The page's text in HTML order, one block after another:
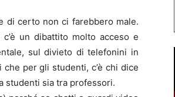
di certo non ci farebbero male.
un dibattito molto acceso e
sul divieto di telefonini in
per gli studenti, c’è chi dice
studenti sia tra professori.